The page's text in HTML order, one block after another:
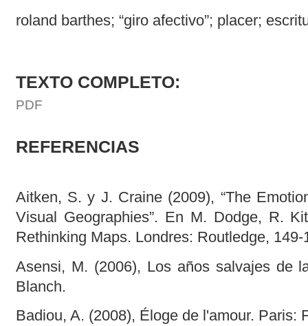
roland barthes; “giro afectivo”; placer;
TEXTO COMPLETO:
PDF
REFERENCIAS
Aitken, S. y J. Craine (2009), “The
Visual Geographies”. En M. Dodge, R.
Rethinking Maps. Londres: Routledge, 149-
Asensi, M. (2006), Los años salvajes de
Blanch.
Badiou, A. (2008), Éloge de l'amour. Paris: